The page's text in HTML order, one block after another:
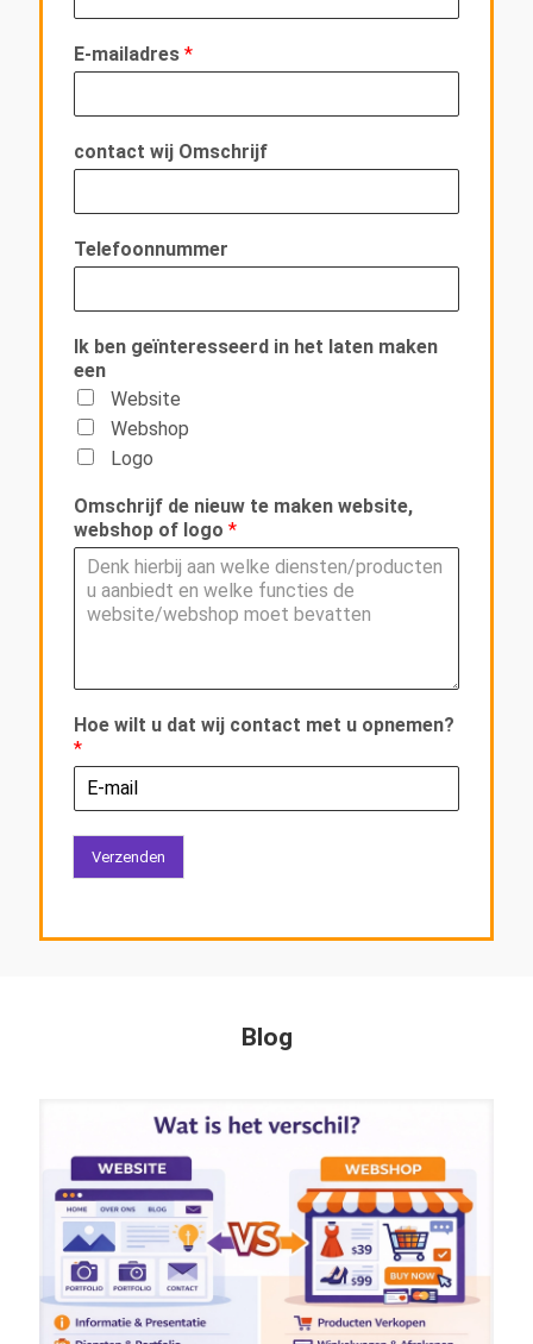
E-mailadres *
contact wij Omschrijf
Telefoonnummer
Ik ben geïnteresseerd in het laten maken
een
Website
Webshop
Logo
Omschrijf de nieuw te maken website,
webshop of logo *
Hoe wilt u dat wij contact met u opnemen?
*
Verzenden
Blog